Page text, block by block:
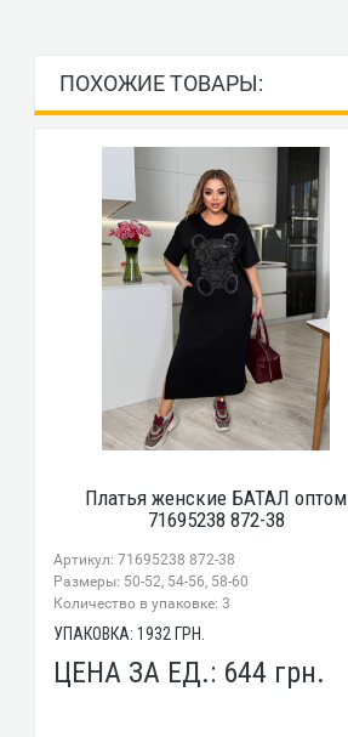
ПОХОЖИЕ ТОВАРЫ:
Платья женские БАТАЛ оптом
71695238 872-38
Артикул: 71695238 872-38
Размеры: 50-52, 54-56, 58-60
Количество в упаковке: 3
УПАКОВКА:1932ГРН.
ЦЕНА ЗА ЕД.: 644 грн.